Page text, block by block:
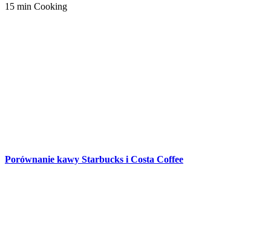
15 min Cooking
Porównanie kawy Starbucks i Costa Coffee